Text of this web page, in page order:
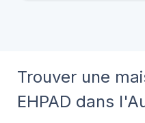
Trouver une
EHPAD dans